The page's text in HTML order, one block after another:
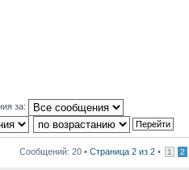
за:
Сообщений: 20 • Страница 2 из 2 • 1 2